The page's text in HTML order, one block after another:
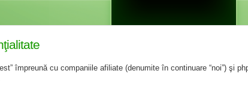
împreună cu companiile afiliate (denumite în continuare “noi”) şi